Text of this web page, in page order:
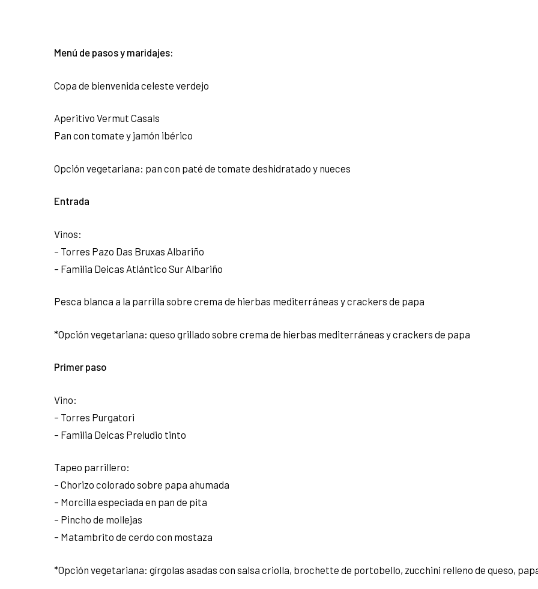
Menú de pasos y maridajes:
Copa de bienvenida celeste verdejo
Aperitivo Vermut Casals
Pan con tomate y jamón ibérico
Opción vegetariana: pan con paté de tomate deshidratado y nueces
Entrada
Vinos:
– Torres Pazo Das Bruxas Albariño
– Familia Deicas Atlántico Sur Albariño
Pesca blanca a la parrilla sobre crema de hierbas mediterráneas y crackers de papa
*Opción vegetariana: queso grillado sobre crema de hierbas mediterráneas y crackers de papa
Primer paso
Vino:
– Torres Purgatori
– Familia Deicas Preludio tinto
Tapeo parrillero:
– Chorizo colorado sobre papa ahumada
– Morcilla especiada en pan de pita
– Pincho de mollejas
– Matambrito de cerdo con mostaza
*Opción vegetariana: gírgolas asadas con salsa criolla, brochette de portobello, zucchini relleno de queso,